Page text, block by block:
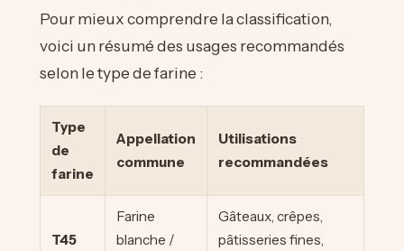
Pour mieux comprendre la classification,
voici un résumé des usages recommandés
selon le type de farine :
Type
de
farine
Appellation
commune
Utilisations
recommandées
T45
Farine
blanche /
Gâteaux, crêpes,
pâtisseries fines,